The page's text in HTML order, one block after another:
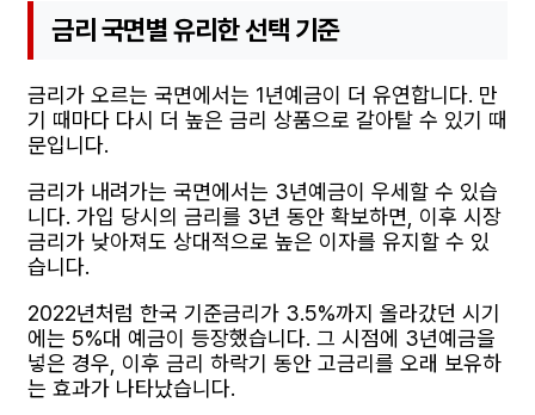
금리 국면별 유리한 선택 기준
금리가 오르는 국면에서는 1년예금이 더 유연합니다. 만
기 때마다 다시 더 높은 금리 상품으로 갈아탈 수 있기 때
문입니다.
금리가 내려가는 국면에서는 3년예금이 우세할 수 있습
니다. 가입 당시의 금리를 3년 동안 확보하면, 이후 시장
금리가 낮아져도 상대적으로 높은 이자를 유지할 수 있
습니다.
2022년처럼 한국 기준금리가 3.5%까지 올라갔던 시기
에는 5%대 예금이 등장했습니다. 그 시점에 3년예금을
넣은 경우, 이후 금리 하락기 동안 고금리를 오래 보유하
는 효과가 나타났습니다.